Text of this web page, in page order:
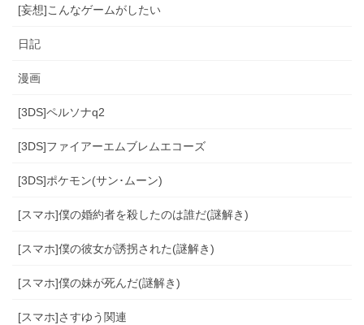
[妄想]こんなゲームがしたい
日記
漫画
[3DS]ペルソナq2
[3DS]ファイアーエムブレムエコーズ
[3DS]ポケモン(サン･ムーン)
[スマホ]僕の婚約者を殺したのは誰だ(謎解き)
[スマホ]僕の彼女が誘拐された(謎解き)
[スマホ]僕の妹が死んだ(謎解き)
[スマホ]さすゆう関連